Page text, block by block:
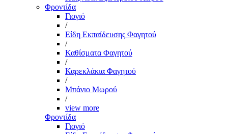
Φροντίδα
Γιογιό
/
Είδη Εκπαίδευσης Φαγητού
/
Καθίσματα Φαγητού
/
Καρεκλάκια Φαγητού
/
Μπάνιο Μωρού
/
view more
Φροντίδα
Γιογιό